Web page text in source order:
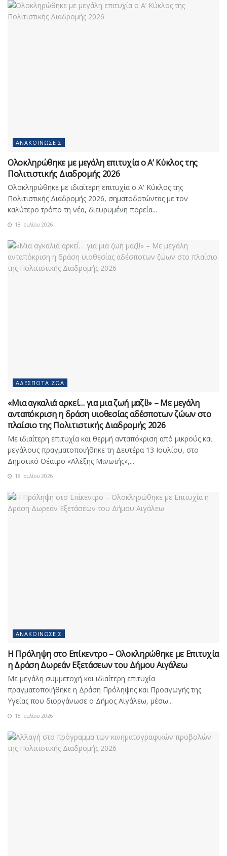
ΑΝΑΚΟΙΝΏΣΕΙΣ
Ολοκληρώθηκε με μεγάλη επιτυχία ο Α’ Κύκλος της
Πολιτιστικής Διαδρομής 2026
Ολοκληρώθηκε με ιδιαίτερη επιτυχία ο Α' Κύκλος της
Πολιτιστικής Διαδρομής 2026, σηματοδοτώντας με τον
καλύτερο τρόπο τη νέα, διευρυμένη πορεία...
18 Ιουλίου 2026
ΑΔΈΣΠΟΤΑ ΖΏΑ
«Μια αγκαλιά αρκεί… για μια ζωή μαζί!» – Με μεγάλη
ανταπόκριση η δράση υιοθεσίας αδέσποτων ζώων στο
πλαίσιο της Πολιτιστικής Διαδρομής 2026
Με ιδιαίτερη επιτυχία και θερμή ανταπόκριση από μικρούς και
μεγάλους πραγματοποιήθηκε τη Δευτέρα 13 Ιουλίου, στο
Δημοτικό Θέατρο «Αλέξης Μινωτής»,...
18 Ιουλίου 2026
ΑΝΑΚΟΙΝΏΣΕΙΣ
Η Πρόληψη στο Επίκεντρο – Ολοκληρώθηκε με Επιτυχία
η Δράση Δωρεάν Εξετάσεων του Δήμου Αιγάλεω
Με μεγάλη συμμετοχή και ιδιαίτερη επιτυχία
πραγματοποιήθηκε η Δράση Πρόληψης και Προαγωγής της
Υγείας που διοργάνωσε ο Δήμος Αιγάλεω, μέσω...
15 Ιουλίου 2026